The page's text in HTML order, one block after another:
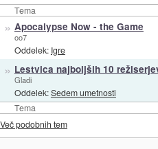
Tema
Tema
» Apocalypse Now - the Game
oo7
Oddelek: Igre
» Lestvica najboljših 10
Gladi
Oddelek:Sedem umetnosti
Več podobnih tem